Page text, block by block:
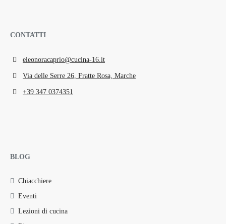
CONTATTI
eleonoracaprio@cucina-16.it
Via delle Serre 26, Fratte Rosa, Marche
+39 347 0374351
BLOG
Chiacchiere
Eventi
Lezioni di cucina